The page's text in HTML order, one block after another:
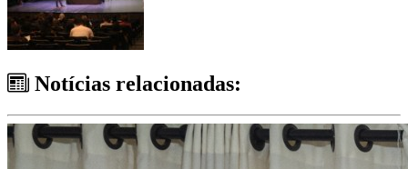
Notícias relacionadas: